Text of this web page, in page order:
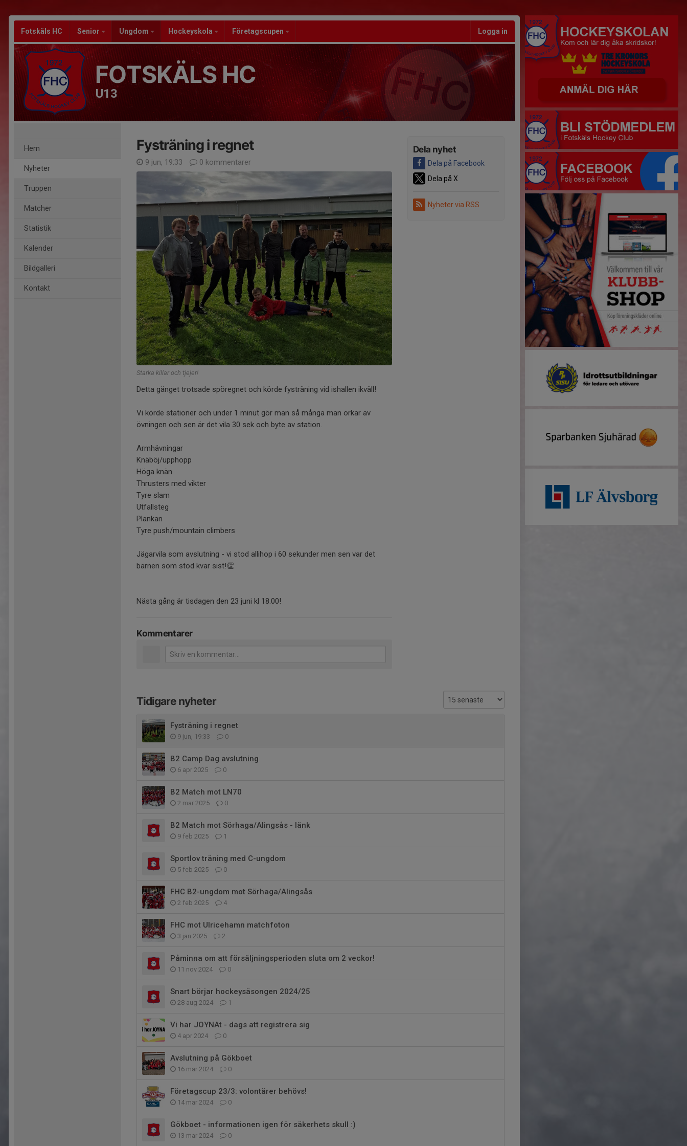
Fotskäls HC Senior Ungdom Hockeyskola Företagscupen Logga in
FOTSKÄLS HC
U13
Hem
Nyheter
Truppen
Matcher
Statistik
Kalender
Bildgalleri
Kontakt
Dela nyhet
Dela på Facebook
Dela på X
Nyheter via RSS
Fysträning i regnet
9 jun, 19:33 0 kommentarer
Starka killar och tjejer!
Detta gänget trotsade spöregnet och körde fysträning vid ishallen ikväll!
Vi körde stationer och under 1 minut gör man så många man orkar av
övningen och sen är det vila 30 sek och byte av station.
Armhävningar
Knäböj/upphopp
Höga knän
Thrusters med vikter
Tyre slam
Utfallsteg
Plankan
Tyre push/mountain climbers
Jägarvila som avslutning - vi stod allihop i 60 sekunder men sen var det
barnen som stod kvar sist!👏
Nästa gång är tisdagen den 23 juni kl 18.00!
Kommentarer
Tidigare nyheter
Fysträning i regnet
9 jun, 19:33 0
B2 Camp Dag avslutning
6 apr 2025 0
B2 Match mot LN70
2 mar 2025 0
B2 Match mot Sörhaga/Alingsås - länk
9 feb 2025 1
Sportlov träning med C-ungdom
5 feb 2025 0
FHC B2-ungdom mot Sörhaga/Alingsås
2 feb 2025 4
FHC mot Ulricehamn matchfoton
3 jan 2025 2
Påminna om att försäljningsperioden sluta om 2 veckor!
11 nov 2024 0
Snart börjar hockeysäsongen 2024/25
28 aug 2024 1
Vi har JOYNAt - dags att registrera sig
4 apr 2024 0
Avslutning på Gökboet
16 mar 2024 0
Företagscup 23/3: volontärer behövs!
14 mar 2024 0
Gökboet - informationen igen för säkerhets skull :)
13 mar 2024 0